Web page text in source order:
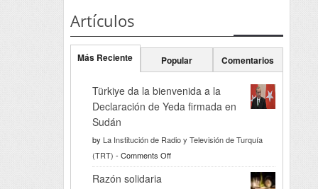
Artículos
Más Reciente Popular Comentarios
Türkiye da la bienvenida a la
Declaración de Yeda firmada en
Sudán
by La Institución de Radio y Televisión de Turquía
(TRT) - Comments Offon
Türkiye
Razón solidaria